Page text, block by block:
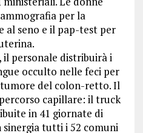
per la
al seno e il pap-test per
personale distribuirà i
occulto nelle feci per
del colon-retto. Il
capillare: il truck
in 41 giornate di
tutti i 52 comuni